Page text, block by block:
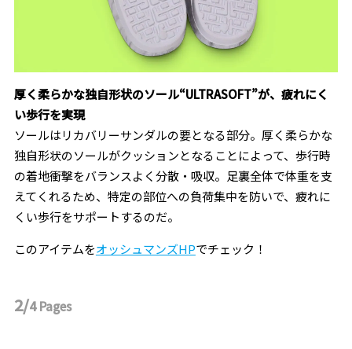
厚く柔らかな独自形状のソール“ULTRASOFT”が、疲れにく
い歩行を実現
ソールはリカバリーサンダルの要となる部分。厚く柔らかな
独自形状のソールがクッションとなることによって、歩行時
の着地衝撃をバランスよく分散・吸収。足裏全体で体重を支
えてくれるため、特定の部位への負荷集中を防いで、疲れに
くい歩行をサポートするのだ。
このアイテムをオッシュマンズHPでチェック！
2/4Pages